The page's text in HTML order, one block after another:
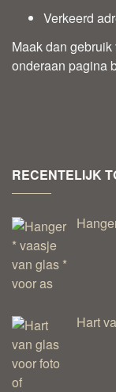
Verkeerd
Maak dan
onderaan pagina
RECENTELIJK
Hart